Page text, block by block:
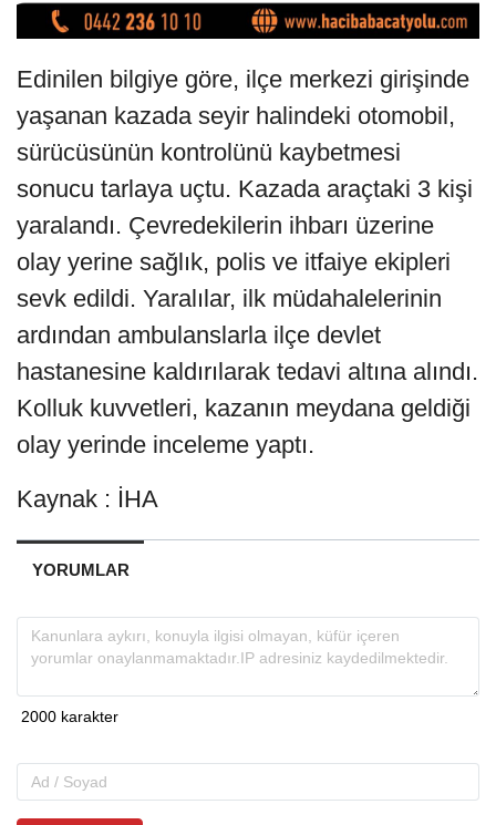
Edinilen bilgiye göre, ilçe merkezi girişinde
yaşanan kazada seyir halindeki otomobil,
sürücüsünün kontrolünü kaybetmesi
sonucu tarlaya uçtu. Kazada araçtaki 3 kişi
yaralandı. Çevredekilerin ihbarı üzerine
olay yerine sağlık, polis ve itfaiye ekipleri
sevk edildi. Yaralılar, ilk müdahalelerinin
ardından ambulanslarla ilçe devlet
hastanesine kaldırılarak tedavi altına alındı.
Kolluk kuvvetleri, kazanın meydana geldiği
olay yerinde inceleme yaptı.
Kaynak : İHA
YORUMLAR